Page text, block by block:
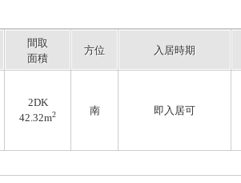
間取
面積
方位 入居時期
2DK
42.32m2 南 即入居可